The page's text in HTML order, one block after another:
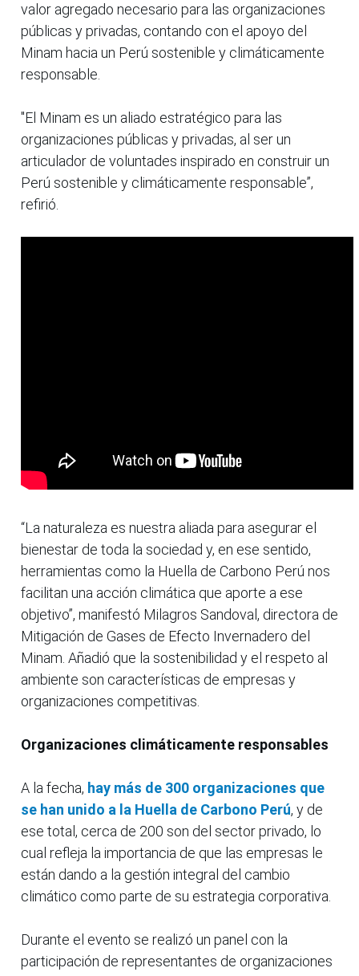
valor agregado necesario para las organizaciones
públicas y privadas, contando con el apoyo del
Minam hacia un Perú sostenible y climáticamente
responsable.
"El Minam es un aliado estratégico para las
organizaciones públicas y privadas, al ser un
articulador de voluntades inspirado en construir un
Perú sostenible y climáticamente responsable”,
refirió.
“La naturaleza es nuestra aliada para asegurar el
bienestar de toda la sociedad y, en ese sentido,
herramientas como la Huella de Carbono Perú nos
facilitan una acción climática que aporte a ese
objetivo”, manifestó Milagros Sandoval, directora de
Mitigación de Gases de Efecto Invernadero del
Minam. Añadió que la sostenibilidad y el respeto al
ambiente son características de empresas y
organizaciones competitivas.
Organizaciones climáticamente responsables
A la fecha, hay más de 300 organizaciones que
se han unido a la Huella de Carbono Perú, y de
ese total, cerca de 200 son del sector privado, lo
cual refleja la importancia de que las empresas le
están dando a la gestión integral del cambio
climático como parte de su estrategia corporativa.
Durante el evento se realizó un panel con la
participación de representantes de organizaciones